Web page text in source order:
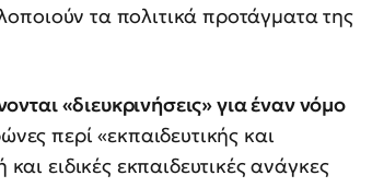
τα πολιτικά προτάγματα της
«διευκρινήσεις» για έναν νόμο
περί «εκπαιδευτικής και
ειδικές εκπαιδευτικές ανάγκες